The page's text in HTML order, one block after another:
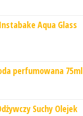
Aqua Glass
perfumowana 75ml
Suchy Olejek